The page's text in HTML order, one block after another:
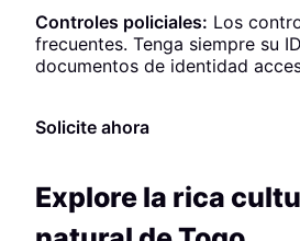
Controles policiales: Los
frecuentes. Tenga siempre su
documentos de identidad
Solicite ahora
Explore la rica